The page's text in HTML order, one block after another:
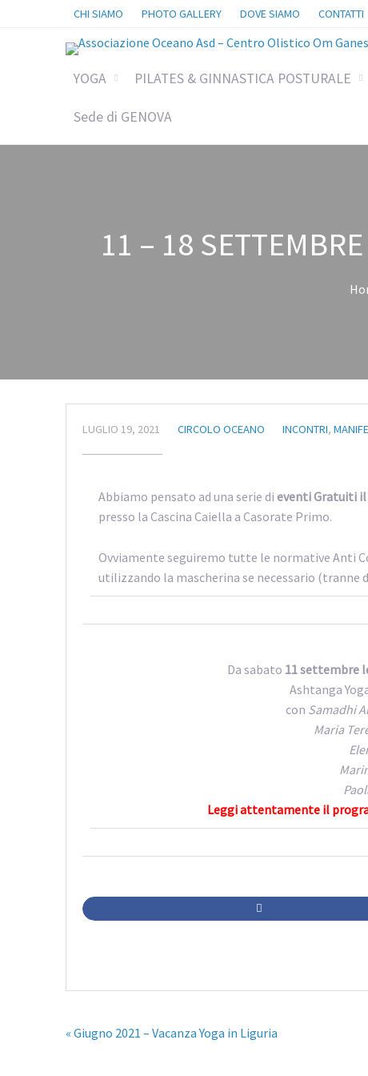
CHI SIAMO PHOTO GALLERY DOVE SIAMO CONTATTI
YOGA PILATES & GINNASTICA POSTURALE
Sede di GENOVA
11 – 18
LUGLIO 19, 2021 CIRCOLO OCEANO INCONTRI,
Abbiamo pensato ad una serie di eventi Gratuiti
presso la Cascina Caiella a Casorate Primo.
Ovviamente seguiremo tutte le normative Anti
utilizzando la mascherina se necessario
Da sabato 11 settembre
Ashtanga
con Samadhi
Maria
Leggi attentamente il
« Giugno 2021 – Vacanza Yoga in Liguria